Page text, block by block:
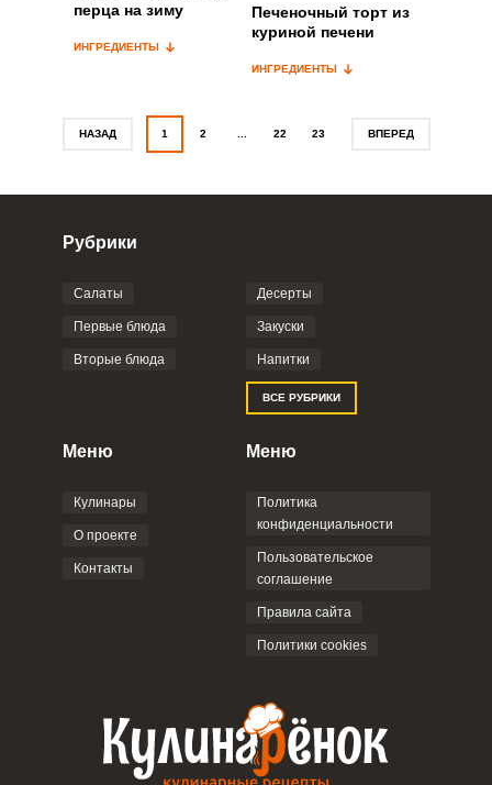
перца на зиму
ИНГРЕДИЕНТЫ
Печеночный торт из
куриной печени
ИНГРЕДИЕНТЫ
НАЗАД 1 2 22 23 ВПЕРЕД
Рубрики
Салаты
Первые блюда
Вторые блюда
Десерты
Закуски
Напитки
ВСЕ РУБРИКИ
Меню
Кулинары
О проекте
Контакты
Меню
Политика
конфиденциальности
Пользовательское
соглашение
Правила сайта
Политики cookies
Забыли пароль?